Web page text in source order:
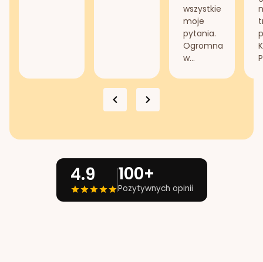
wszystkie
moje
pytania.
Ogromna
w...
4.9 100+
Pozytywnych opinii